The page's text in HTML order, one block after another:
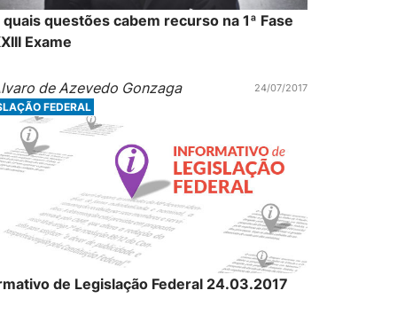
quais questões cabem recurso na 1ª Fase
Exame
de Azevedo Gonzaga 24/07/2017
FEDERAL
de Legislação Federal 24.03.2017